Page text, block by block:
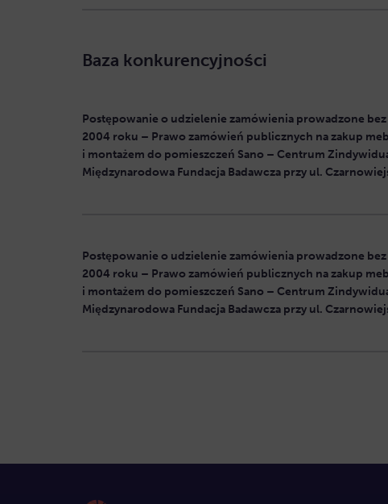
Baza konkurencyjności
Postępowanie o udzielenie zamówienia prowadzone
2004 roku – Prawo zamówień publicznych na zakup
i montażem do pomieszczeń Sano – Centrum
Międzynarodowa Fundacja Badawcza przy ul.
Postępowanie o udzielenie zamówienia prowadzone
2004 roku – Prawo zamówień publicznych na zakup
i montażem do pomieszczeń Sano – Centrum
Międzynarodowa Fundacja Badawcza przy ul.